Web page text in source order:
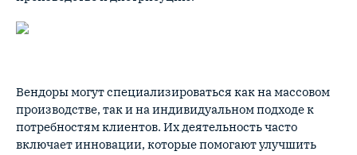
Вендоры могут специализироваться как на массовом
производстве, так и на индивидуальном подходе к
потребностям клиентов. Их деятельность часто
включает инновации, которые помогают улучшить